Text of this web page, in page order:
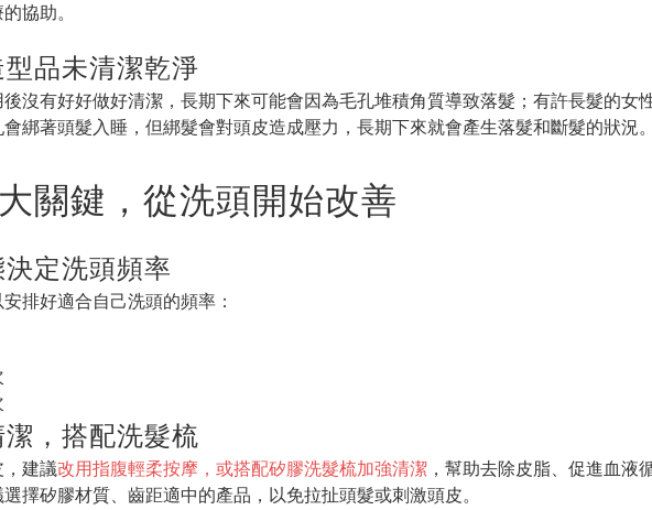
協助。
品未清潔乾淨
沒有好好做好清潔，長期下來可能會因為毛孔堆積角質導致落髮；有許長髮的女
綁著頭髮入睡，但綁髮會對頭皮造成壓力，長期下來就會產生落髮和斷髮的狀況
關鍵，從洗頭開始改善
定洗頭頻率
排好適合自己洗頭的頻率：
，搭配洗髮梳
，建議改用指腹輕柔按摩，或搭配矽膠洗髮梳加強清潔 ，幫助去除皮脂、促進血液
擇矽膠材質、齒距適中的產品，以免拉扯頭髮或刺激頭皮。